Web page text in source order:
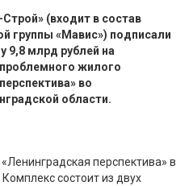
(входит в состав
группы «Мавис») подписали
9,8 млрд рублей на
жилого
во
области.
перспектива» в
состоит из двух